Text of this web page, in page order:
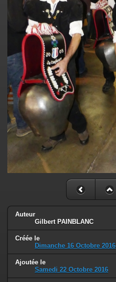
Auteur
Gilbert PAINBLANC
Créée le
Dimanche 16 Octobre 2016
Ajoutée le
Samedi 22 Octobre 2016